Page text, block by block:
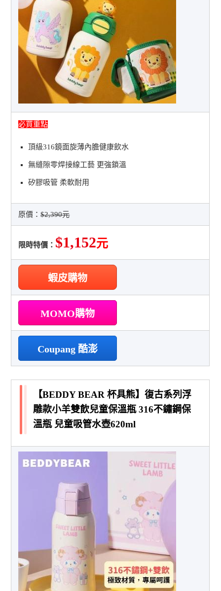
必買重點
頂級316鏡面旋薄內膽健康飲水
無縫隙零焊接線工藝 更強鎖溫
矽膠吸管 柔軟耐用
原價：$2,390元
限時特價： $1,152元
蝦皮購物
MOMO購物
Coupang 酷澎
【BEDDY BEAR 杯具熊】復古系列浮
雕款小羊雙飲兒童保溫瓶 316不鏽鋼保
溫瓶 兒童吸管水壺620ml